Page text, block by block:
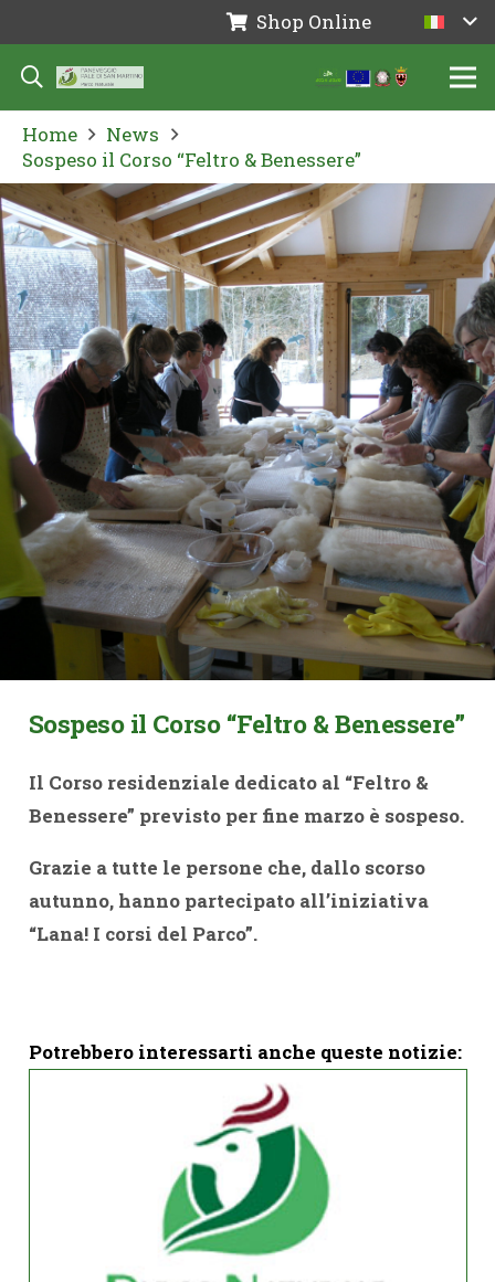
Shop Online
Home
News
Sospeso il Corso “Feltro & Benessere”
Sospeso il Corso “Feltro & Benessere”
Il Corso residenziale dedicato al “Feltro &
Benessere” previsto per fine marzo è sospeso.
Grazie a tutte le persone che, dallo scorso
autunno, hanno partecipato all’iniziativa
“Lana! I corsi del Parco”.
Potrebbero interessarti anche queste notizie: